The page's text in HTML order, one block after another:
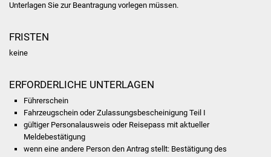
Schulen
Kindergärten
Unterlagen Sie zur Beantragung vorlegen müssen.
FRISTEN
keine
ERFORDERLICHE UNTERLAGEN
Führerschein
Fahrzeugschein oder Zulassungsbescheinigung Teil I
gültiger Personalausweis oder Reisepass mit aktueller
Meldebestätigung
wenn eine andere Person den Antrag stellt: Bestätigung des